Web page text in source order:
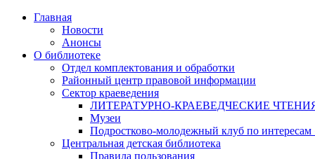
Главная
Новости
Анонсы
О библиотеке
Отдел комплектования и обработки
Районный центр правовой информации
Сектор краеведения
ЛИТЕРАТУРНО-КРАЕВЕДЧЕСКИЕ
Музеи
Подростково-молодежный клуб по интересам
Центральная детская библиотека
Правила пользования